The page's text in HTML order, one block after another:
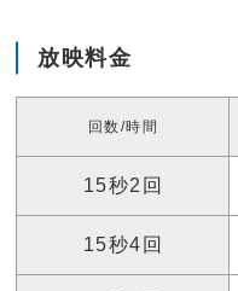
放映料金
回数/時間
15秒2回
15秒4回